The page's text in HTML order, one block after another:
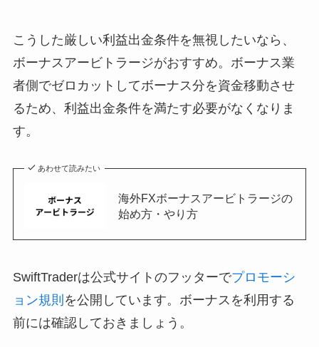
こうした厳しい利益出金条件を無視したいなら、
ボーナスアービトラージがおすすめ。ボーナス業
者側でゼロカットしてボーナス分を資金移動させ
るため、利益出金条件を満たす必要がなくなりま
す。
あわせて読みたい
海外FXボーナスアービトラージの
始め方・やり方
SwiftTraderは公式サイトのフッターでプロモーシ
ョン規則 を公開しています。ボーナスを利用する
前には確認しておきましょう。